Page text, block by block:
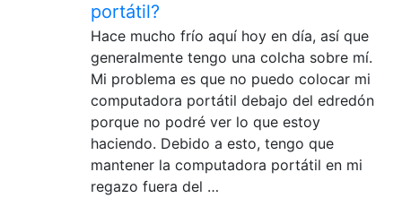
portátil?
Hace mucho frío aquí hoy en día, así que
generalmente tengo una colcha sobre mí.
Mi problema es que no puedo colocar mi
computadora portátil debajo del edredón
porque no podré ver lo que estoy
haciendo. Debido a esto, tengo que
mantener la computadora portátil en mi
regazo fuera del …